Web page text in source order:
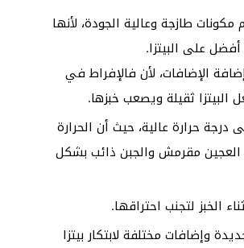
طازجة وعالية الجودة، لأنها
على البيتزا.
الإضافات، لأن فالإفراط في
البيتزا ثقيلة ويصعب خبزها.
درجة حرارة عالية، حيث أن الحرارة
العجين مقرمش والجبن ذائب بشكل
الخبز لتجنب احتراقها.
وإضافات مختلفة لابتكار بيتزا